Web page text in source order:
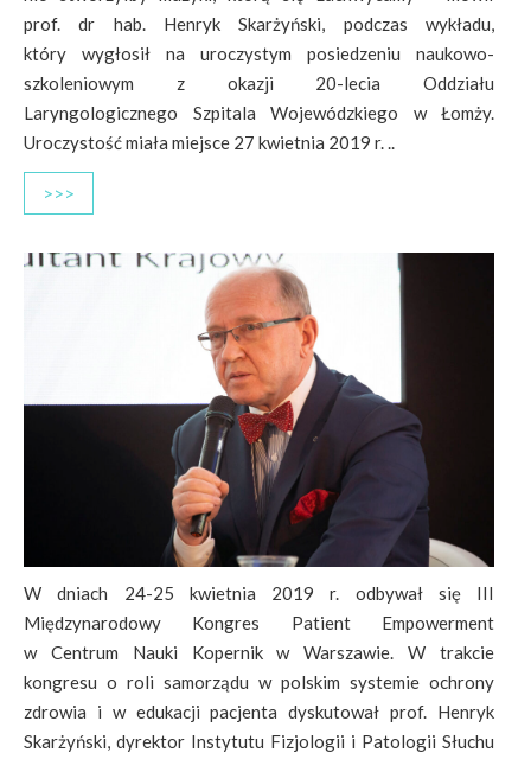
prof. dr hab. Henryk Skarżyński, podczas wykładu,
który wygłosił na uroczystym posiedzeniu naukowo-
szkoleniowym z okazji 20-lecia Oddziału
Laryngologicznego Szpitala Wojewódzkiego w Łomży.
Uroczystość miała miejsce 27 kwietnia 2019 r. ..
>>>
W dniach 24-25 kwietnia 2019 r. odbywał się III
Międzynarodowy Kongres Patient Empowerment
w Centrum Nauki Kopernik w Warszawie. W trakcie
kongresu o roli samorządu w polskim systemie ochrony
zdrowia i w edukacji pacjenta dyskutował prof. Henryk
Skarżyński, dyrektor Instytutu Fizjologii i Patologii Słuchu